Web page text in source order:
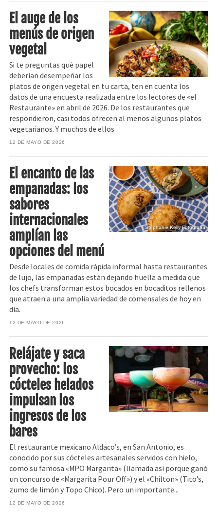
El auge de los
menús de origen
vegetal
Si te preguntas qué papel
deberían desempeñar los
platos de origen vegetal en tu carta, ten en cuenta los
datos de una encuesta realizada entre los lectores de «el
Restaurante» en abril de 2026. De los restaurantes que
respondieron, casi todos ofrecen al menos algunos platos
vegetarianos. Y muchos de ellos
12 DE MAYO DE 2026
Stephanie Kelly Fotografía
El encanto de las
empanadas: los
sabores
internacionales
amplían las
opciones del menú
Desde locales de comida rápida informal hasta restaurantes
de lujo, las empanadas están dejando huella a medida que
los chefs transforman estos bocados en bocaditos rellenos
que atraen a una amplia variedad de comensales de hoy en
día.
12 DE MAYO DE 2026
Relájate y saca
provecho: los
cócteles helados
impulsan los
ingresos de los
bares
El restaurante mexicano Aldaco’s, en San Antonio, es
conocido por sus cócteles artesanales servidos con hielo,
como su famosa «MPO Margarita» (llamada así porque ganó
un concurso de «Margarita Pour Off») y el «Chilton» (Tito’s,
zumo de limón y Topo Chico). Pero un importante...
12 DE MAYO DE 2026